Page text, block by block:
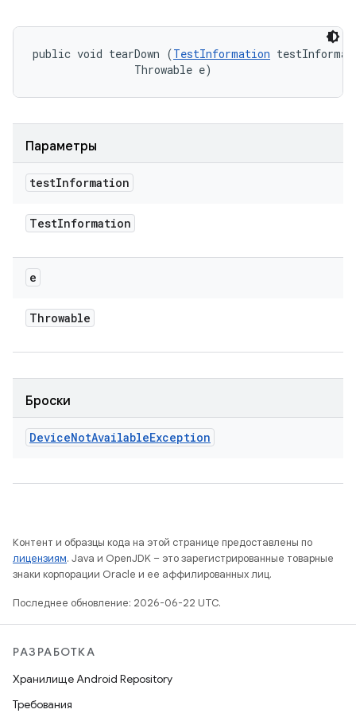
public void tearDown (TestInformation
                Throwable e)
Параметры
testInformation
TestInformation
e
Throwable
Броски
DeviceNotAvailableException
Контент и образцы кода на этой странице предоставлены по
лицензиям. Java и OpenJDK – это зарегистрированные товарные
знаки корпорации Oracle и ее аффилированных лиц.
Последнее обновление: 2026-06-22 UTC.
РАЗРАБОТКА
Хранилище Android Repository
Требования